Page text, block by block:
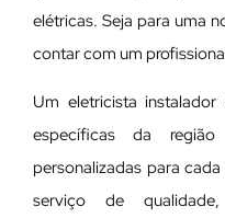
elétricas. Seja para uma
contar com um
Um eletricista
específicas da
personalizadas para
serviço de